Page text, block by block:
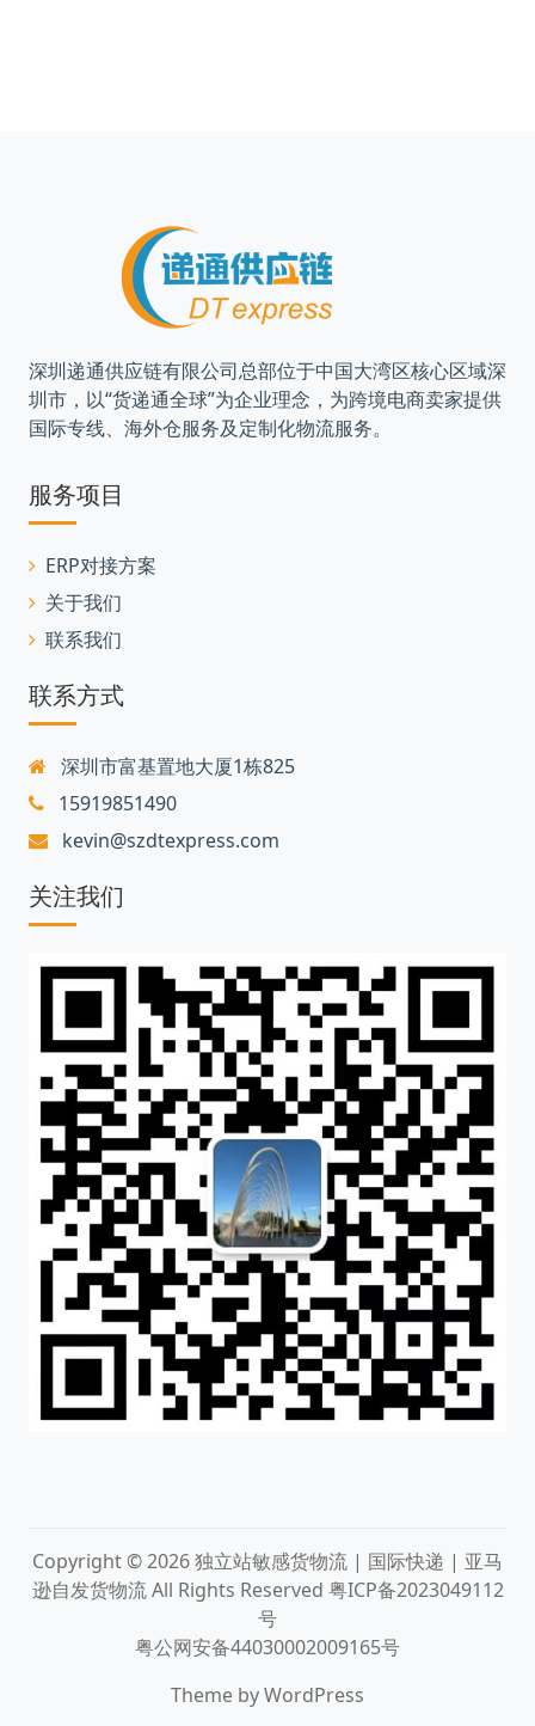
深圳递通供应链有限公司总部位于中国大湾区核心区域深
圳市，以“货递通全球”为企业理念，为跨境电商卖家提供
国际专线、海外仓服务及定制化物流服务。
服务项目
ERP对接方案
关于我们
联系我们
联系方式
深圳市富基置地大厦1栋825
15919851490
kevin@szdtexpress.com
关注我们
Copyright © 2026独立站敏感货物流 | 国际快递 | 亚马
逊自发货物流All Rights Reserved 粤ICP备2023049112
号
粤公网安备44030002009165号
Theme byWordPress